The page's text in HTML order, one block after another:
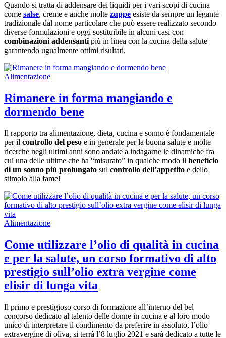
Quando si tratta di addensare dei liquidi per i vari scopi di cucina
come salse, creme e anche molte zuppe esiste da sempre un legante
tradizionale dal nome particolare che può essere realizzato secondo
diverse formulazioni e oggi sostituibile in alcuni casi con
combinazioni addensanti più in linea con la cucina della salute
garantendo ugualmente ottimi risultati.
Alimentazione
Rimanere in forma mangiando e
dormendo bene
Il rapporto tra alimentazione, dieta, cucina e sonno è fondamentale
per il controllo del peso e in generale per la buona salute e molte
ricerche negli ultimi anni sono andate a indagarne le dinamiche fra
cui una delle ultime che ha “misurato” in qualche modo il beneficio
di un sonno più prolungato sul controllo dell’appetito e dello
stimolo alla fame!
Alimentazione
Come utilizzare l’olio di qualità in cucina
e per la salute, un corso formativo di alto
prestigio sull’olio extra vergine come
elisir di lunga vita
Il primo e prestigioso corso di formazione all’interno del bel
concorso dedicato al talento delle donne in cucina e al loro modo
unico di interpretare il condimento da preferire in assoluto, l’olio
extravergine di oliva, si terrà l’8 luglio 2021 e sarà dedicato a tutte le